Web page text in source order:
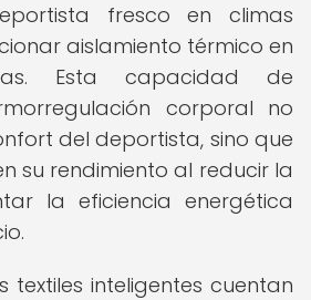
fresco en climas
aislamiento térmico en
Esta capacidad de
corporal no
del deportista, sino que
su rendimiento al reducir la
la eficiencia energética
textiles inteligentes cuentan